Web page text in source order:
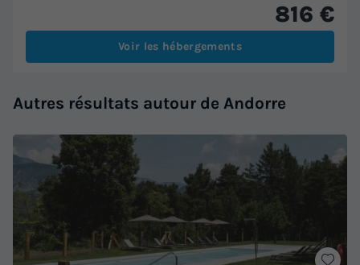
816 €
Voir les hébergements
Autres résultats autour de Andorre